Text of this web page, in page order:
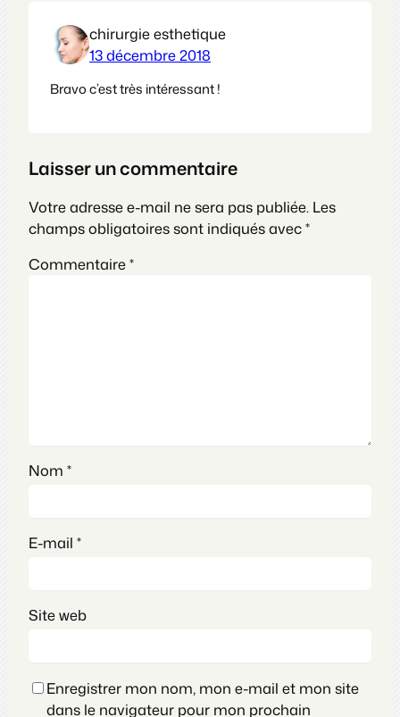
chirurgie esthetique
13 décembre 2018
Bravo c’est très intéressant !
Laisser un commentaire
Votre adresse e-mail ne sera pas publiée. Les
champs obligatoires sont indiqués avec*
Commentaire*
Nom *
E-mail *
Site web
Enregistrer mon nom, mon e-mail et mon site
dans le navigateur pour mon prochain